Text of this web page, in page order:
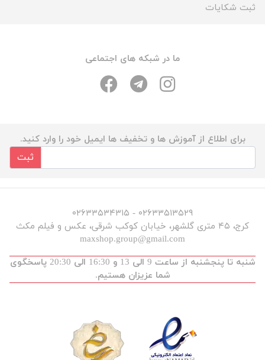
ثبت شکایات
ما در شبکه های اجتماعی
برای اطلاع از آموزش ها و تخفیف ها ایمیل خود را وارد کنید.
ثبت
۰۲۶۳۳۵۱۳۵۲۹ - ۰۲۶۳۳۵۳۴۳۱۵
کرج، ۴۵ متری گلشهر، خیابان کوکب شرقی، عکس و فیلم مکث
maxshop.group@gmail.com
شنبه تا پنجشنبه از ساعت 9 الی 13 و 16:30 الی 20:30 پاسخگوی
شما عزیزان هستیم.